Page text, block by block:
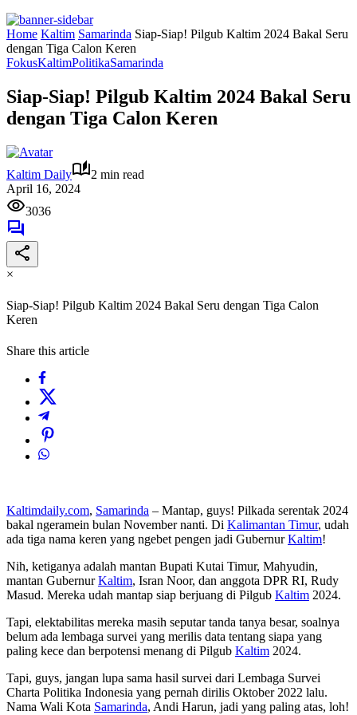
Home Kaltim Samarinda Siap-Siap! Pilgub Kaltim 2024 Bakal Seru
dengan Tiga Calon Keren
FokusKaltimPolitikaSamarinda
Siap-Siap! Pilgub Kaltim 2024 Bakal Seru
dengan Tiga Calon Keren
Kaltim Daily
2 min read
April 16, 2024
3036
×
Siap-Siap! Pilgub Kaltim 2024 Bakal Seru dengan Tiga Calon
Keren
Share this article
Kaltimdaily.com, Samarinda – Mantap, guys! Pilkada serentak 2024
bakal ngeramein bulan November nanti. Di Kalimantan Timur, udah
ada tiga nama keren yang ngebet pengen jadi GubernurKaltim!
Nih, ketiganya adalah mantan Bupati Kutai Timur, Mahyudin,
mantan GubernurKaltim, Isran Noor, dan anggota DPR RI, Rudy
Masud. Mereka udah mantap siap berjuang di Pilgub Kaltim 2024.
Tapi, elektabilitas mereka masih seputar tanda tanya besar, soalnya
belum ada lembaga survei yang merilis data tentang siapa yang
paling kece dan berpotensi menang di Pilgub Kaltim 2024.
Tapi, guys, jangan lupa sama hasil survei dari Lembaga Survei
Charta Politika Indonesia yang pernah dirilis Oktober 2022 lalu.
Nama Wali Kota Samarinda, Andi Harun, jadi yang paling atas, loh!